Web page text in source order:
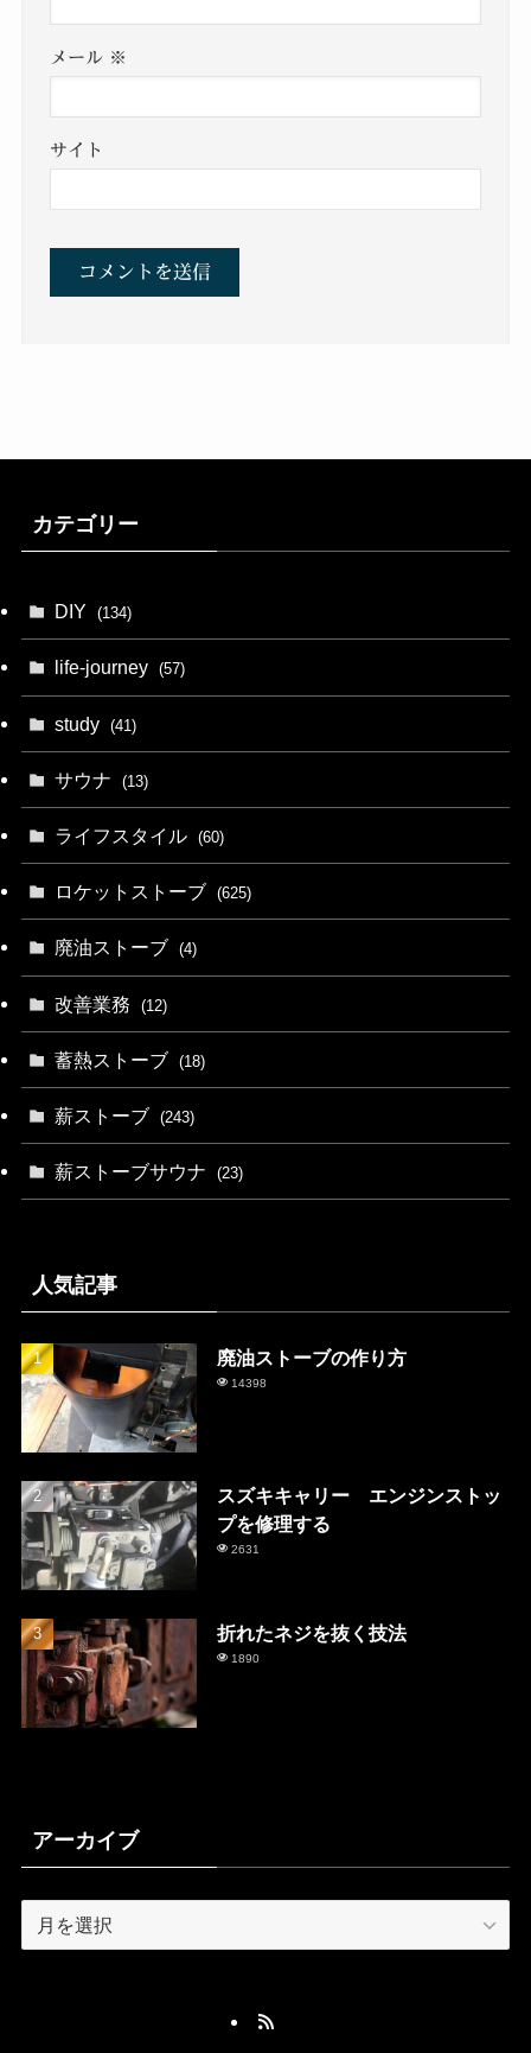
メール ※
サイト
カテゴリー
DIY (134)
life-journey (57)
study (41)
サウナ (13)
ライフスタイル (60)
ロケットストーブ (625)
廃油ストーブ (4)
改善業務 (12)
蓄熱ストーブ (18)
薪ストーブ (243)
薪ストーブサウナ (23)
人気記事
廃油ストーブの作り方
14398
スズキキャリー エンジンストッ
プを修理する
2631
折れたネジを抜く技法
1890
アーカイブ
ー